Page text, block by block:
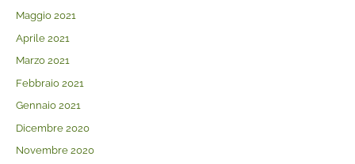
Maggio 2021
Aprile 2021
Marzo 2021
Febbraio 2021
Gennaio 2021
Dicembre 2020
Novembre 2020